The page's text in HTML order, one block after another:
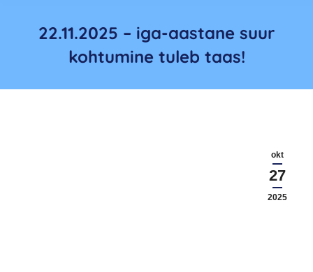
22.11.2025 – iga-aastane suur
kohtumine tuleb taas!
okt
27
2025